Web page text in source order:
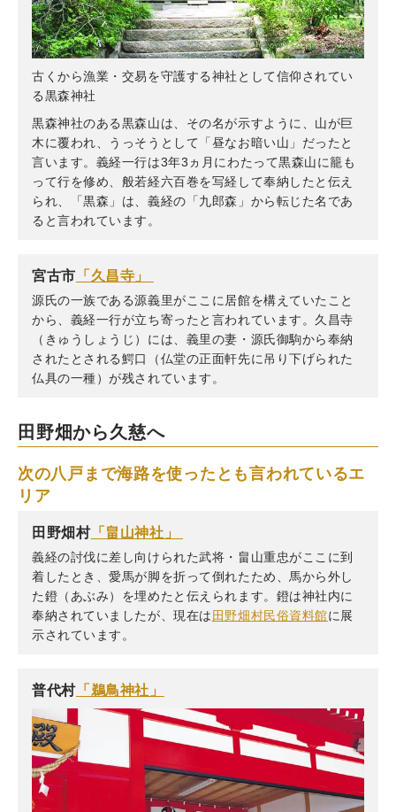
古くから漁業・交易を守護する神社として信仰されてい
る黒森神社
黒森神社のある黒森山は、その名が示すように、山が巨
木に覆われ、うっそうとして「昼なお暗い山」だったと
言います。義経一行は3年3ヵ月にわたって黒森山に籠も
って行を修め、般若経六百巻を写経して奉納したと伝え
られ、「黒森」は、義経の「九郎森」から転じた名であ
ると言われています。
宮古市 「久昌寺」
源氏の一族である源義里がここに居館を構えていたこと
から、義経一行が立ち寄ったと言われています。久昌寺
（きゅうしょうじ）には、義里の妻・源氏御駒から奉納
されたとされる鰐口（仏堂の正面軒先に吊り下げられた
仏具の一種）が残されています。
田野畑から久慈へ
次の八戸まで海路を使ったとも言われているエ
リア
田野畑村「畠山神社」
義経の討伐に差し向けられた武将・畠山重忠がここに到
着したとき、愛馬が脚を折って倒れたため、馬から外し
た鐙（あぶみ）を埋めたと伝えられます。鐙は神社内に
奉納されていましたが、現在は田野畑村民俗資料館に展
示されています。
普代村「鵜鳥神社」